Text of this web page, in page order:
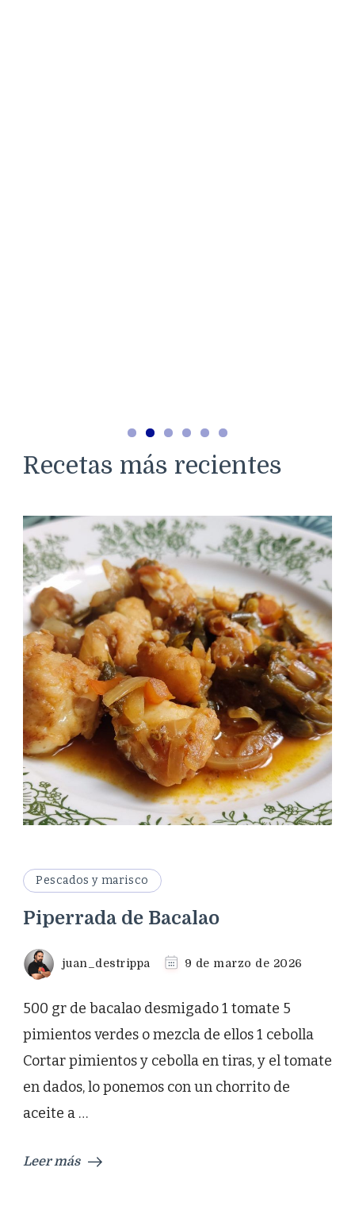
Recetas más recientes
Pescados y marisco
Piperrada de Bacalao
juan_destrippa 9 de marzo de 2026
500 gr de bacalao desmigado 1 tomate 5
pimientos verdes o mezcla de ellos 1 cebolla
Cortar pimientos y cebolla en tiras, y el tomate
en dados, lo ponemos con un chorrito de
aceite a …
Leer más